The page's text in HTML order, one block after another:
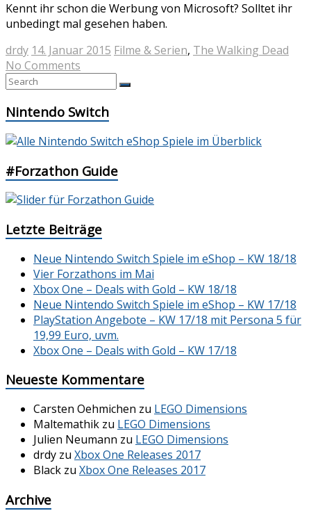
Kennt ihr schon die Werbung von Microsoft? Solltet ihr
unbedingt mal gesehen haben.
drdy 14. Januar 2015 Filme & Serien, The Walking Dead
No Comments
Nintendo Switch
#Forzathon Guide
Letzte Beiträge
Neue Nintendo Switch Spiele im eShop – KW 18/18
Vier Forzathons im Mai
Xbox One – Deals with Gold – KW 18/18
Neue Nintendo Switch Spiele im eShop – KW 17/18
PlayStation Angebote – KW 17/18 mit Persona 5 für
19,99 Euro, uvm.
Xbox One – Deals with Gold – KW 17/18
Neueste Kommentare
Carsten Oehmichen zu LEGO Dimensions
Maltemathik zu LEGO Dimensions
Julien Neumann zu LEGO Dimensions
drdy zu Xbox One Releases 2017
Black zu Xbox One Releases 2017
Archive